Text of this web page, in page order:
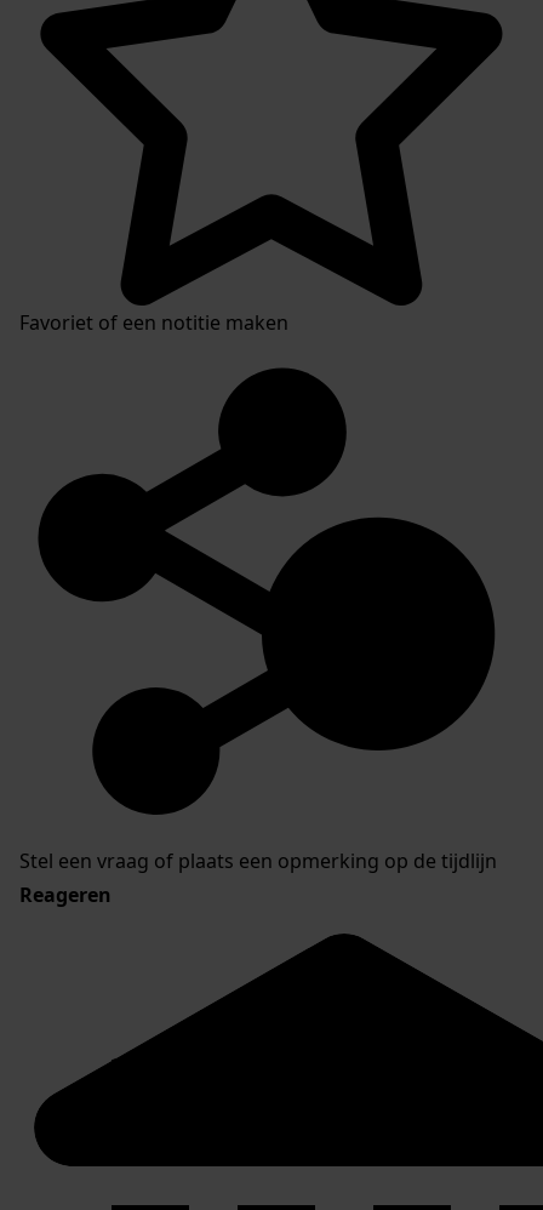
Favoriet of een notitie maken
Stel een vraag of plaats een opmerking op de tijdlijn
Reageren